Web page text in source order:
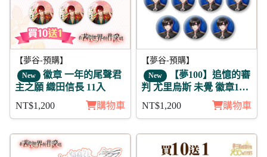
【夢谷-預購】
New 徽章 一年的尾聲君
主之願 織田信長 11入
NT$1,200
購物車
【夢谷-預購】
New 【夢100】追憶的審
判 尤里烏斯 未覺 徽章11
NT$1,200 購物車